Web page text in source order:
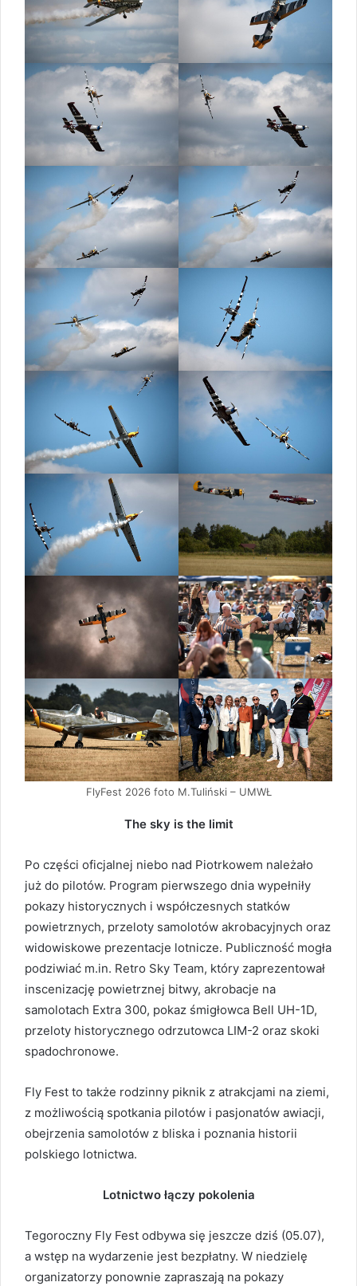
FlyFest 2026 foto M.Tuliński – UMWŁ
The sky is the limit
Po części oficjalnej niebo nad Piotrkowem należało
już do pilotów. Program pierwszego dnia wypełniły
pokazy historycznych i współczesnych statków
powietrznych, przeloty samolotów akrobacyjnych oraz
widowiskowe prezentacje lotnicze. Publiczność mogła
podziwiać m.in. Retro Sky Team, który zaprezentował
inscenizację powietrznej bitwy, akrobacje na
samolotach Extra 300, pokaz śmigłowca Bell UH-1D,
przeloty historycznego odrzutowca LIM-2 oraz skoki
spadochronowe.
Fly Fest to także rodzinny piknik z atrakcjami na ziemi,
z możliwością spotkania pilotów i pasjonatów awiacji,
obejrzenia samolotów z bliska i poznania historii
polskiego lotnictwa.
Lotnictwo łączy pokolenia
Tegoroczny Fly Fest odbywa się jeszcze dziś (05.07),
a wstęp na wydarzenie jest bezpłatny. W niedzielę
organizatorzy ponownie zapraszają na pokazy